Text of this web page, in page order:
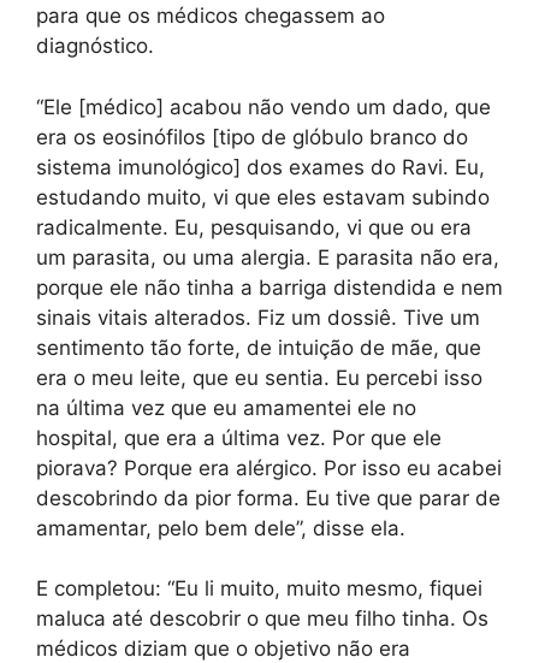
para que os médicos chegassem ao
diagnóstico.
“Ele [médico] acabou não vendo um dado, que
era os eosinófilos [tipo de glóbulo branco do
sistema imunológico] dos exames do Ravi. Eu,
estudando muito, vi que eles estavam subindo
radicalmente. Eu, pesquisando, vi que ou era
um parasita, ou uma alergia. E parasita não era,
porque ele não tinha a barriga distendida e nem
sinais vitais alterados. Fiz um dossiê. Tive um
sentimento tão forte, de intuição de mãe, que
era o meu leite, que eu sentia. Eu percebi isso
na última vez que eu amamentei ele no
hospital, que era a última vez. Por que ele
piorava? Porque era alérgico. Por isso eu acabei
descobrindo da pior forma. Eu tive que parar de
amamentar, pelo bem dele”, disse ela.
E completou: “Eu li muito, muito mesmo, fiquei
maluca até descobrir o que meu filho tinha. Os
médicos diziam que o objetivo não era